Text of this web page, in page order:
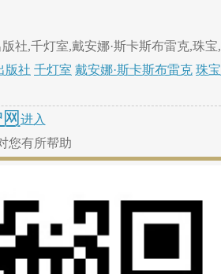
社,千灯室,戴安娜·斯卡斯布雷克,珠宝,
版社 千灯室 戴安娜·斯卡斯布雷克 珠宝
进入
您有所帮助